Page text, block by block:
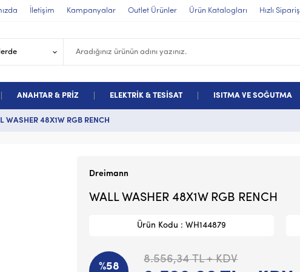
İletişim Kampanyalar Outlet Ürünler Ürün Katalogları Hızlı Sipariş
ANAHTAR & PRİZ ELEKTRİK & TESİSAT ISITMA VE SOĞUTMA
WASHER 48X1W RGB RENCH
Dreimann
WALL WASHER 48X1W RGB RENCH
Ürün Kodu : WH144879
%58
8.556,34TL + KDV